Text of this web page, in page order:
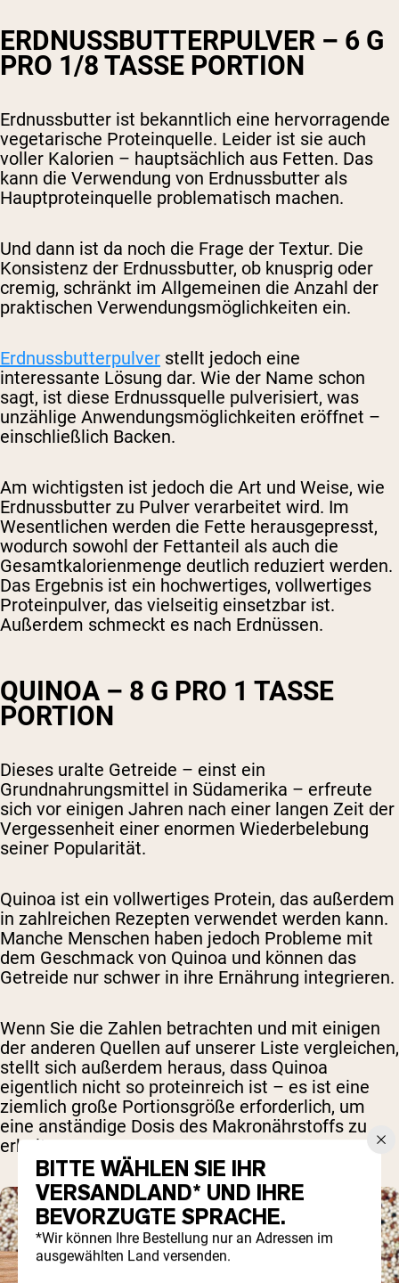
ERDNUSSBUTTERPULVER – 6 G
PRO 1/8 TASSE PORTION
Erdnussbutter ist bekanntlich eine hervorragende
vegetarische Proteinquelle. Leider ist sie auch
voller Kalorien – hauptsächlich aus Fetten. Das
kann die Verwendung von Erdnussbutter als
Hauptproteinquelle problematisch machen.
Und dann ist da noch die Frage der Textur. Die
Konsistenz der Erdnussbutter, ob knusprig oder
cremig, schränkt im Allgemeinen die Anzahl der
praktischen Verwendungsmöglichkeiten ein.
Erdnussbutterpulver stellt jedoch eine
interessante Lösung dar. Wie der Name schon
sagt, ist diese Erdnussquelle pulverisiert, was
unzählige Anwendungsmöglichkeiten eröffnet –
einschließlich Backen.
Am wichtigsten ist jedoch die Art und Weise, wie
Erdnussbutter zu Pulver verarbeitet wird. Im
Wesentlichen werden die Fette herausgepresst,
wodurch sowohl der Fettanteil als auch die
Gesamtkalorienmenge deutlich reduziert werden.
Das Ergebnis ist ein hochwertiges, vollwertiges
Proteinpulver, das vielseitig einsetzbar ist.
Außerdem schmeckt es nach Erdnüssen.
QUINOA – 8 G PRO 1 TASSE
PORTION
Dieses uralte Getreide – einst ein
Grundnahrungsmittel in Südamerika – erfreute
sich vor einigen Jahren nach einer langen Zeit der
Vergessenheit einer enormen Wiederbelebung
seiner Popularität.
Quinoa ist ein vollwertiges Protein, das außerdem
in zahlreichen Rezepten verwendet werden kann.
Manche Menschen haben jedoch Probleme mit
dem Geschmack von Quinoa und können das
Getreide nur schwer in ihre Ernährung integrieren.
Wenn Sie die Zahlen betrachten und mit einigen
der anderen Quellen auf unserer Liste vergleichen,
stellt sich außerdem heraus, dass Quinoa
eigentlich nicht so proteinreich ist – es ist eine
ziemlich große Portionsgröße erforderlich, um
eine anständige Dosis des Makronährstoffs zu
erhalten.
BITTE WÄHLEN SIE IHR
VERSANDLAND* UND IHRE
BEVORZUGTE SPRACHE.
*Wir können Ihre Bestellung nur an Adressen im
ausgewählten Land versenden.